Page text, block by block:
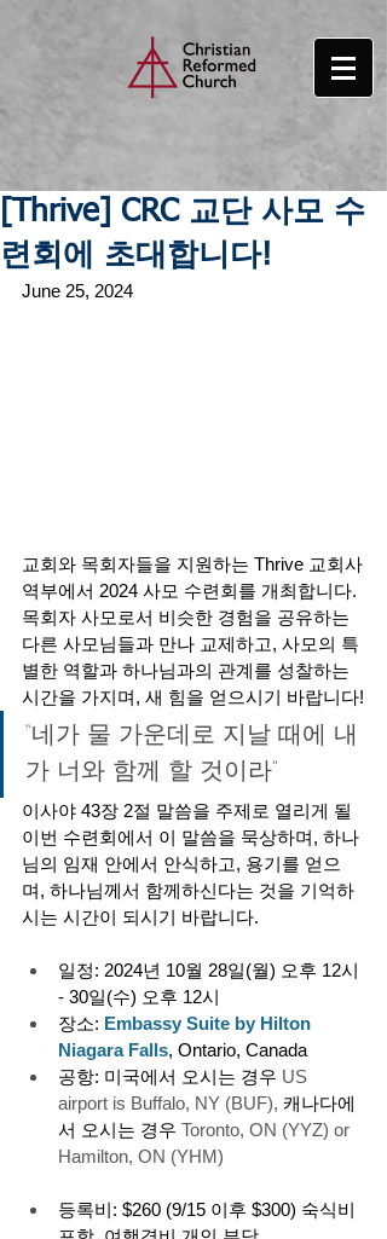
[Thrive] CRC 교단 사모 수
련회에 초대합니다!
June 25, 2024
교회와 목회자들을 지원하는 Thrive 교회사
역부에서 2024 사모 수련회를 개최합니다.
목회자 사모로서 비슷한 경험을 공유하는
다른 사모님들과 만나 교제하고, 사모의 특
별한 역할과 하나님과의 관계를 성찰하는
시간을 가지며, 새 힘을 얻으시기 바랍니다!
“네가 물 가운데로 지날 때에 내
가 너와 함께 할 것이라”
이사야 43장 2절 말씀을 주제로 열리게 될
이번 수련회에서 이 말씀을 묵상하며, 하나
님의 임재 안에서 안식하고, 용기를 얻으
며, 하나님께서 함께하신다는 것을 기억하
시는 시간이 되시기 바랍니다.
일정: 2024년 10월 28일(월) 오후 12시
- 30일(수) 오후 12시
장소: Embassy Suite by Hilton
Niagara Falls, Ontario, Canada
공항: 미국에서 오시는 경우 US
airport is Buffalo, NY (BUF), 캐나다에
서 오시는 경우 Toronto, ON (YYZ) or
Hamilton, ON (YHM)
등록비: $260 (9/15 이후 $300) 숙식비